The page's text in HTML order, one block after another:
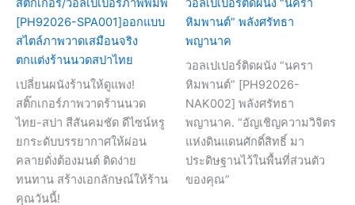
สติ๊กเกอร์/วอลเปเปอร์ภาพพิมพ์
[PH92026-SPA001]ออกแบบ
สไตล์ภาพวาดเสมือนจริง
ตกแต่งร้านนวดสปาไทย
เปลี่ยนผนังร้านให้ดูแพง!
สติ๊กเกอร์ภาพวาดร้านนวด
ไทย-สปา สีสันคมชัด ดีไซน์หรู
ยกระดับบรรยากาศให้ผ่อน
คลายดั่งต้องมนต์ ติดง่าย
ทนทาน สร้างเอกลักษณ์ให้ร้าน
คุณวันนี้!
วอลเปเปอร์ติดผนัง “นครา
หิมพานต์” พลังศรัทธา
พญานาค
วอลเปเปอร์ติดผนัง “นครา
หิมพานต์” [PH92026-
NAK002] พลังศรัทธา
พญานาค. “อัญเชิญความวิจิตร
แห่งดินแดนศักดิ์สิทธิ์ มา
ประดิษฐานไว้ในพื้นที่ส่วนตัว
ของคุณ”